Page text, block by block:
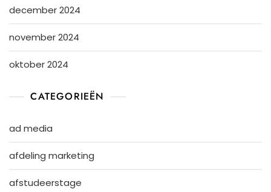
december 2024
november 2024
oktober 2024
CATEGORIEËN
ad media
afdeling marketing
afstudeerstage